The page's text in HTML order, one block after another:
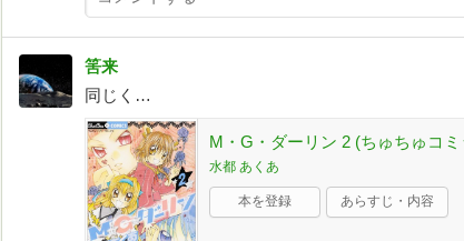
筈来
同じく…
M・G・ダーリン 2 (ちゅちゅコ
水都 あくあ
本を登録 あらすじ・内容